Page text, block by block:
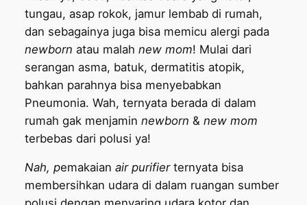
tungau, asap rokok, jamur lembab di rumah,
dan sebagainya juga bisa memicu alergi pada
newborn atau malah new mom! Mulai dari
serangan asma, batuk, dermatitis atopik,
bahkan parahnya bisa menyebabkan
Pneumonia. Wah, ternyata berada di dalam
rumah gak menjamin newborn & new mom
terbebas dari polusi ya!
Nah, pemakaian air purifier ternyata bisa
membersihkan udara di dalam ruangan sumber